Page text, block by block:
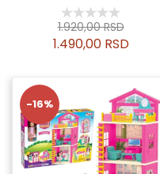
1.920,00 RSD
1.490,00 RSD
-16%